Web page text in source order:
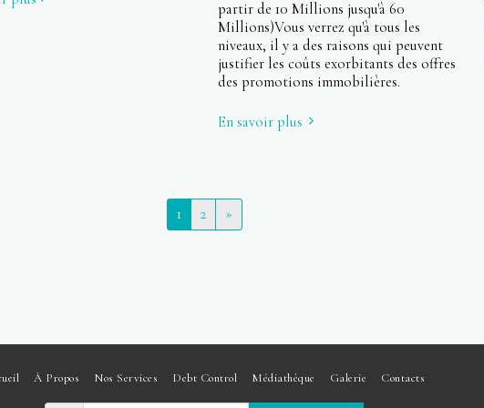
partir de 10 Millions jusqu'à 60
Millions)Vous verrez qu'à tous les
niveaux, il y a des raisons qui peuvent
justifier les coûts exorbitants des offres
des promotions immobilières.
En savoir plus
1 2 »
À Propos Nos Services Debt Control Médiathèque Galerie Contacts